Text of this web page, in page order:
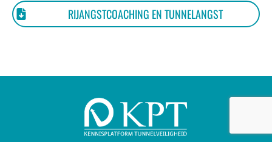
RIJANGSTCOACHING EN TUNNELANGST